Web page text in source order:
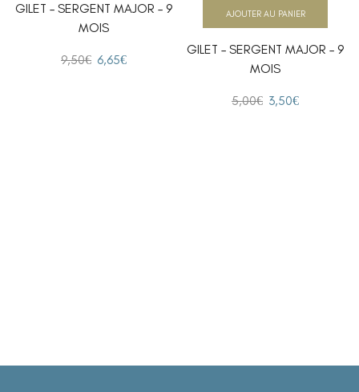
GILET – SERGENT MAJOR – 9
MOIS
9,50€ 6,65€
GILET – SERGENT MAJOR – 9
MOIS
5,00€ 3,50€
AJOUTER AU PANIER